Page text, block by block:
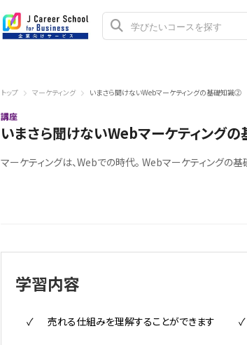
トップ マーケティング いまさら聞けないWebマーケティングの基礎知識②
講座
いまさら聞けないWebマーケティング
マーケティングは、Webでの時代。 Webマーケティングの
学習内容
売れる仕組みを理解することができます